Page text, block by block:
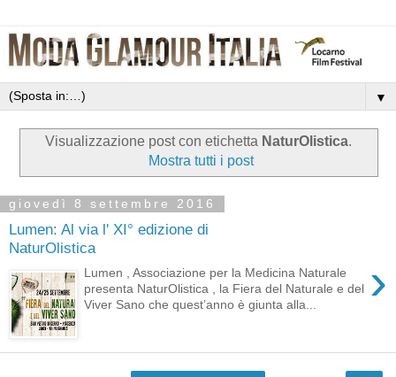
▼
Visualizzazione post con etichetta NaturOlistica.
Mostra tutti i post
giovedì 8 settembre 2016
Lumen: Al via l' XI° edizione di
NaturOlistica
›
Lumen , Associazione per la Medicina Naturale
presenta NaturOlistica , la Fiera del Naturale e del
Viver Sano che quest’anno è giunta alla...